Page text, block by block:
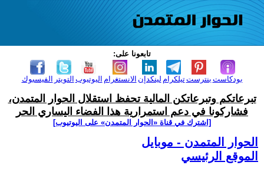
تابعونا على:
الفيسبوك التويتر اليوتيوب الانستغرام لينكدإن تيلكرامبنترست بودكاست
تبرعاتكم وتبرعاتكن المالية تحفظ استقلال الحوار المتمدن،
فشاركونا في دعم استمرارية هذا الفضاء اليساري الحر
[اشترك في قناة ‫«الحوار المتمدن» على اليوتيوب]
الحوار المتمدن - موبايل
الموقع الرئيسي